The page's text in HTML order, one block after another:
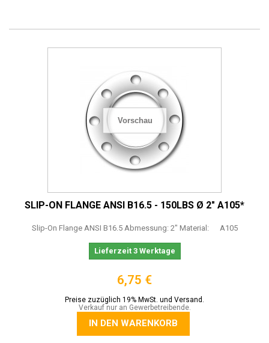
Vorschau
SLIP-ON FLANGE ANSI B16.5 - 150LBS Ø 2" A105*
Slip-On Flange ANSI B16.5 Abmessung: 2" Material: A105
Lieferzeit 3 Werktage
6,75 €
Preise zuzüglich 19% MwSt. und Versand.
Verkauf nur an Gewerbetreibende.
IN DEN WARENKORB